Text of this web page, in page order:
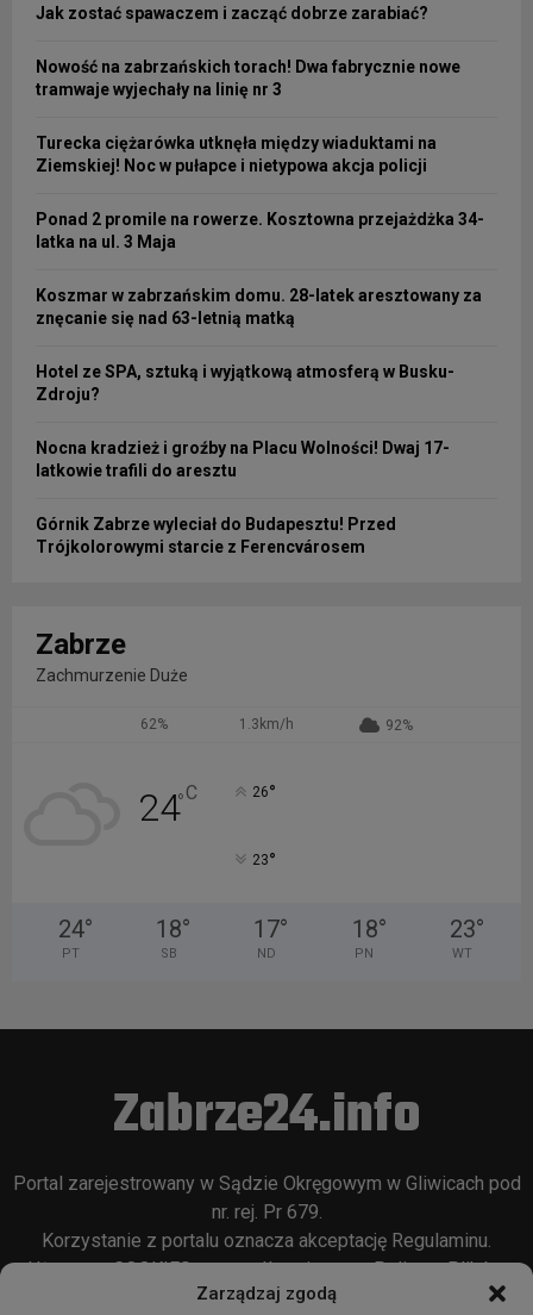
Zarządzaj zgodą
Jak zostać spawaczem i zacząć dobrze zarabiać?
Nowość na zabrzańskich torach! Dwa fabrycznie nowe
tramwaje wyjechały na linię nr 3
Turecka ciężarówka utknęła między wiaduktami na
Ziemskiej! Noc w pułapce i nietypowa akcja policji
Ponad 2 promile na rowerze. Kosztowna przejażdżka 34-
latka na ul. 3 Maja
Koszmar w zabrzańskim domu. 28-latek aresztowany za
znęcanie się nad 63-letnią matką
Hotel ze SPA, sztuką i wyjątkową atmosferą w Busku-
Zdroju?
Nocna kradzież i groźby na Placu Wolności! Dwaj 17-
latkowie trafili do aresztu
Górnik Zabrze wyleciał do Budapesztu! Przed
Trójkolorowymi starcie z Ferencvárosem
Zabrze
Zachmurzenie Duże
62% 1.3km/h 92%
24°C 26°
23°
24°
PT
18°
SB
17°
ND
18°
PN
23°
WT
Zabrze24.info
Portal zarejestrowany w Sądzie Okręgowym w Gliwicach pod
nr. rej. Pr 679.
Korzystanie z portalu oznacza akceptację Regulaminu.
Używamy COOKIES w sposób opisany wPolityce Plików
Cookie